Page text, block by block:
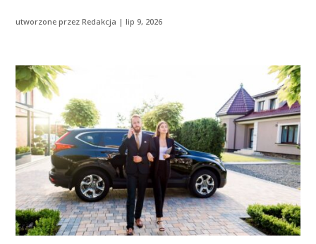
utworzone przezRedakcja |lip 9, 2026